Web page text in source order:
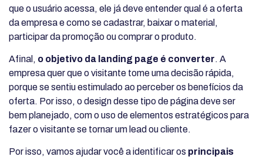
que o usuário acessa, ele já deve entender qual é a oferta
da empresa e como se cadastrar, baixar o material,
participar da promoção ou comprar o produto.
Afinal, o objetivo da landing page é converter. A
empresa quer que o visitante tome uma decisão rápida,
porque se sentiu estimulado ao perceber os benefícios da
oferta. Por isso, o design desse tipo de página deve ser
bem planejado, com o uso de elementos estratégicos para
fazer o visitante se tornar um lead ou cliente.
Por isso, vamos ajudar você a identificar os principais